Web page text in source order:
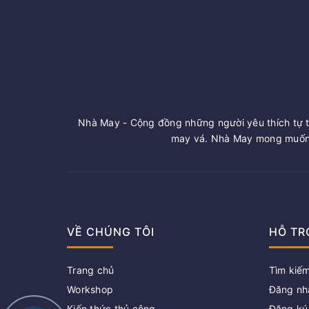
Nhà May - Cộng đồng những người yêu thích
may vá. Nhà May mong
VỀ CHÚNG TÔI
Trang chủ
Workshop
HỖ
Tìm
Đăng